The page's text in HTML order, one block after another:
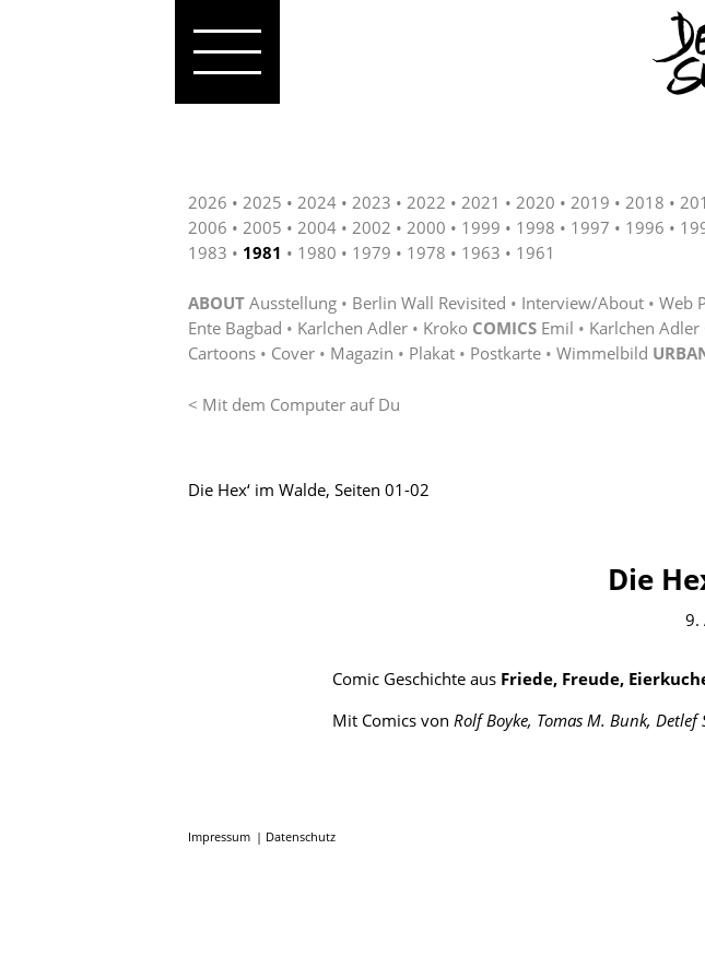
2026 2025 2024 2023 2022 2021 2020 2019 2018
2006
2005 2004 2002 2000 1999 1998 1997 1996
1983
1981 1980 1979 1978 1963 1961
ABOUT Ausstellung Berlin Wall Revisited Interview/About Web
Ente Bagbad
Karlchen Adler Kroko COMICS Emil Karlchen Adler
Cartoons
Cover Magazin Plakat Postkarte Wimmelbild
< Mit dem Computer auf Du
Die Hex‘ im Walde, Seiten 01-02
Die
9.
Comic Geschichte aus Friede, Freude,
Mit Comics von Rolf Boyke, Tomas M. Bunk,
Impressum Datenschutz